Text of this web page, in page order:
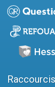
Raccourcis